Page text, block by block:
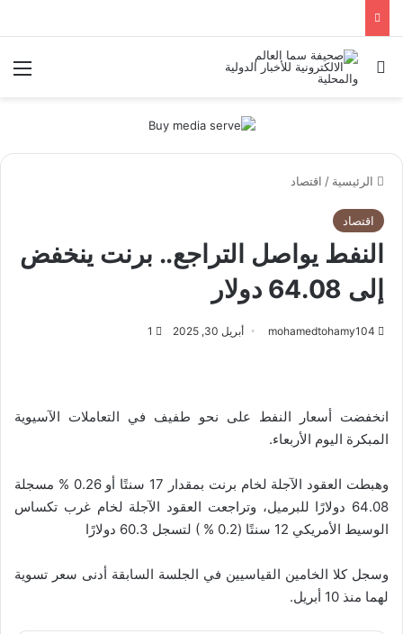
بحث عن
الرئيسية / اقتصاد
اقتصاد
النفط يواصل التراجع.. برنت ينخفض
إلى 64.08 دولار
mohamedtohamy104 أبريل 30, 2025 1
انخفضت أسعار النفط على نحو طفيف في التعاملات الآسيوية
المبكرة اليوم الأربعاء.
وهبطت العقود الآجلة لخام برنت بمقدار 17 سنتًا أو 0.26 % مسجلة
64.08 دولارًا للبرميل، وتراجعت العقود الآجلة لخام غرب تكساس
الوسيط الأمريكي 12 سنتًا (0.2 % ) لتسجل 60.3 دولارًا
وسجل كلا الخامين القياسيين في الجلسة السابقة أدنى سعر تسوية
لهما منذ 10 أبريل.